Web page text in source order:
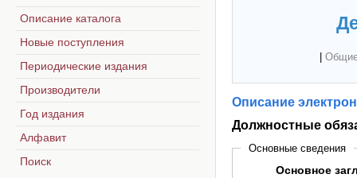
Описание
Должностные
Основные сведения
Основное
Описание каталога
Новые поступления
Периодические издания
Производители
Год издания
Алфавит
Поиск